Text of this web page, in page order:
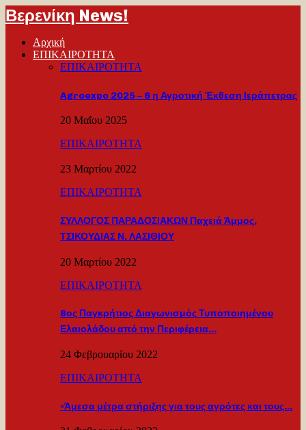
Βερενίκη News!
Αρχική
ΕΠΙΚΑΙΡΟΤΗΤΑ
ΕΠΙΚΑΙΡΟΤΗΤΑ
Agroexpo 2025 – 6 η Αγροτική Έκθεση Ιεράπετρας
20 Μαΐου 2025
ΕΠΙΚΑΙΡΟΤΗΤΑ
23 Μαρτίου 2022
ΕΠΙΚΑΙΡΟΤΗΤΑ
ΣΥΛΛΟΓΟΣ ΠΑΡΑΔΟΣΙΑΚΩΝ Παχειά Άμμος,
ΤΣΙΚΟΥΔΙΑΣ Ν. ΛΑΣΙΘΙΟΥ
20 Μαρτίου 2022
ΕΠΙΚΑΙΡΟΤΗΤΑ
8ος Παγκρήτιος Διαγωνισμός Τυποποιημένου
Ελαιολάδου από την Περιφέρεια…
24 Φεβρουαρίου 2022
ΕΠΙΚΑΙΡΟΤΗΤΑ
«Άμεσα μέτρα στήριξης για τους αγρότες και τους…